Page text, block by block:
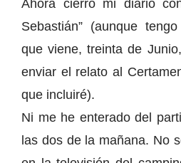
Ahora cierro mi diario
Sebastián” (aunque
que viene, treinta de
enviar el relato al
que incluiré).
Ni me he enterado del
las dos de la mañana. No